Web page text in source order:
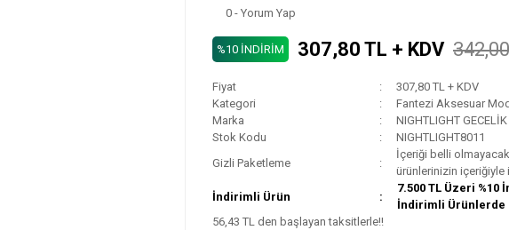
0 - Yorum Yap
%10 İNDİRİM 307,80 TL + KDV
Fiyat
307,80 TL + KDV
Kategori
Fantezi Aksesuar
Marka
NIGHTLIGHT GECELİK
Stok Kodu
NIGHTLIGHT8011
Gizli Paketleme
İçeriği belli
ürünlerinizin içeriğiyle
İndirimli Ürün
7.500 TL Üzeri
İndirimli Ürünlerde
56,43 TL den başlayan taksitlerle!!